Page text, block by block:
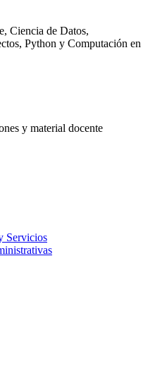
Ciencia de Datos,
Python y Computación en
y material docente
Servicios